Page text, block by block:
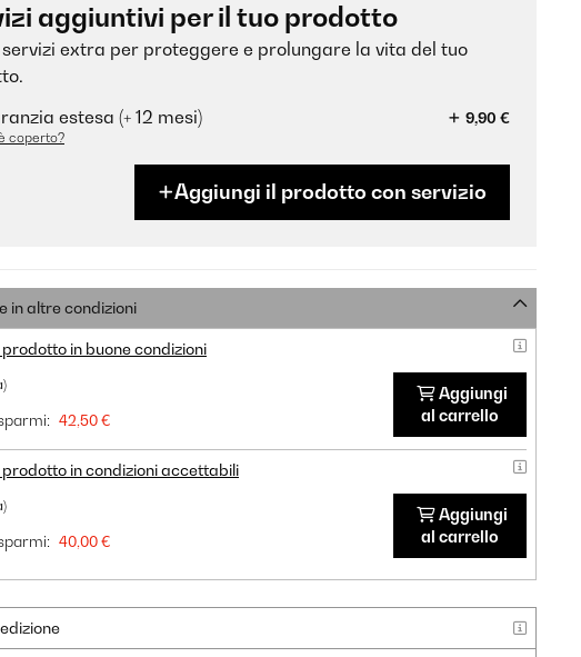
aggiuntivi per il tuo prodotto
extra per proteggere e prolungare la vita del tuo
estesa (+ 12 mesi)
9,90 €
coperto?
Aggiungi il prodotto con servizio
in altre condizioni
in buone condizioni
42,50 €
Aggiungi
al carrello
in condizioni accettabili
40,00 €
Aggiungi
al carrello